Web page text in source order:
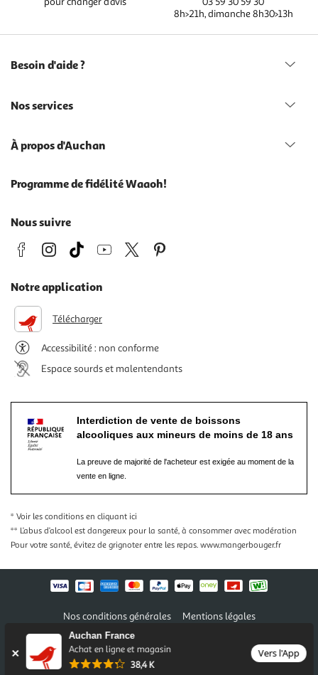
Auchan France
Achat en ligne et magasin
38,4 K
Vers l'App
8h>21h, dimanche 8h30>13h
Besoin d'aide ?
Nos services
À propos d'Auchan
Programme de fidélité Waaoh!
Nous suivre
Notre application
Télécharger
Accessibilité : non conforme
Espace sourds et malentendants
Interdiction de vente de boissons
alcooliques aux mineurs de moins de 18 ans
La preuve de majorité de l'acheteur est exigée au moment de la
vente en ligne.
* Voir les conditions en cliquant ici
** L’abus d’alcool est dangereux pour la santé, à consommer avec modération
Pour votre santé, évitez de grignoter entre les repas. www.mangerbouger.fr
Nos conditions générales
Mentions légales
Conditions des offres et promotions
Politique de confidentialité
Informations légales marketplace